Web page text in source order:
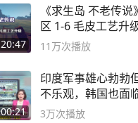
20:47
《求生岛 不老传
区 1-6 毛皮工艺升
主机大作
11万次播放
00:21
印度军事雄心勃勃
不乐观，韩国也面
风险
3万次播放